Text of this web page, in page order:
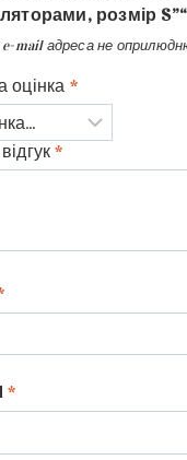
розмір S”“
mail адреса не
оцінка *
*
*